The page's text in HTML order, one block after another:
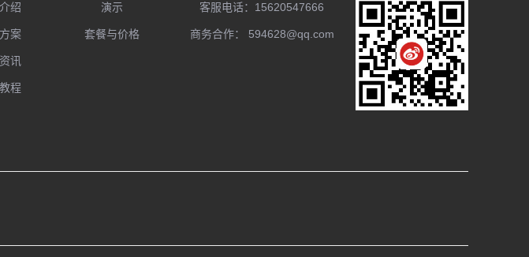
绍
案
讯
程
演示
套餐与价格
客服电话：15620547666
商务合作： 594628@qq.com